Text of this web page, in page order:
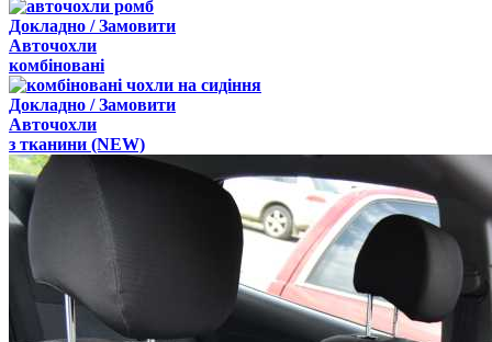
Докладно / Замовити
Авточохли
комбіновані
Докладно / Замовити
Авточохли
з тканини (NEW)